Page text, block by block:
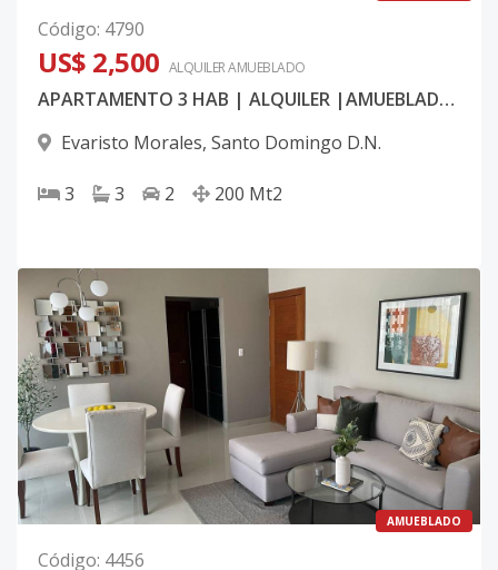
Código: 4790
US$ 2,500 ALQUILERAMUEBLADO
APARTAMENTO 3 HAB | ALQUILER |AMUEBLADO | EVARISTO MORALES
Evaristo Morales, Santo Domingo D.N.
3 3 2 200 Mt2
AMUEBLADO
Código: 4456